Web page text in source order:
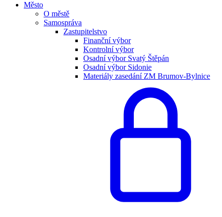
Město
O městě
Samospráva
Zastupitelstvo
Finanční výbor
Kontrolní výbor
Osadní výbor Svatý Štěpán
Osadní výbor Sidonie
Materiály zasedání ZM Brumov-Bylnice